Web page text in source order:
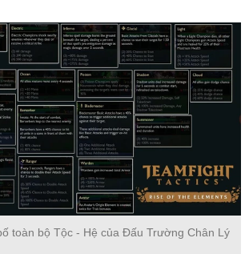
toàn bộ Tộc - Hệ của Đấu Trường Chân Lý